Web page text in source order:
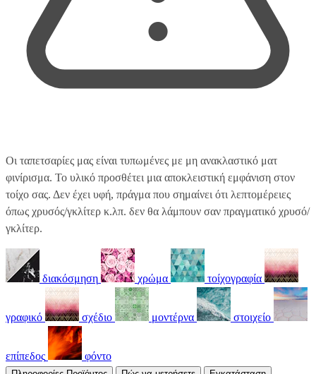
Οι ταπετσαρίες μας είναι τυπωμένες με μη ανακλαστικό ματ
φινίρισμα. Το υλικό προσθέτει μια αποκλειστική εμφάνιση στον
τοίχο σας. Δεν έχει υφή, πράγμα που σημαίνει ότι λεπτομέρειες
όπως χρυσός/γκλίτερ κ.λπ. δεν θα λάμπουν σαν πραγματικό χρυσό/
γκλίτερ.
διακόσμηση χρώμα τοίχογραφία
γραφικό σχέδιο μοντέρνα στοιχείο
επίπεδος φόντο